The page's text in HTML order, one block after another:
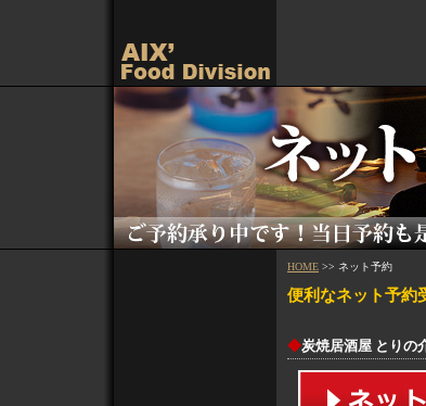
HOME >> ネット予約
便利なネット予約
◆炭焼居酒屋 とりの